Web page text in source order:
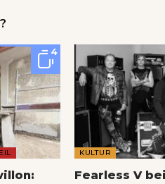
4
KULTUR
Fearless V